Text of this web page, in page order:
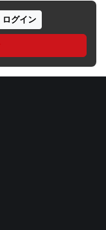
ログイン